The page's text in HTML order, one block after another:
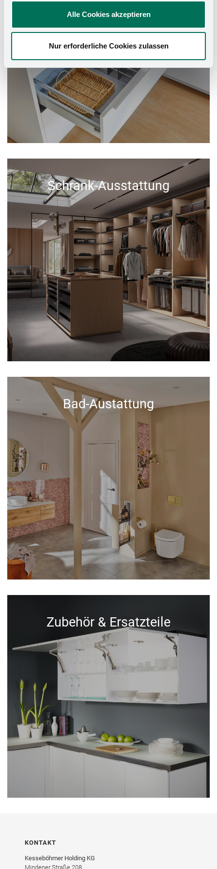
Alle Cookies akzeptieren
Nur erforderliche Cookies zulassen
Schrank-Ausstattung
Bad-Austattung
Zubehör & Ersatzteile
KONTAKT
Kesseböhmer Holding KG
Mindener Straße 208